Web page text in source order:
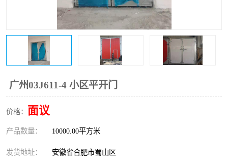
广州03J611-4 小区平开门
价格： 面议
产品数量： 10000.00平方米
发货地址： 安徽省合肥市蜀山区
彩钢板门